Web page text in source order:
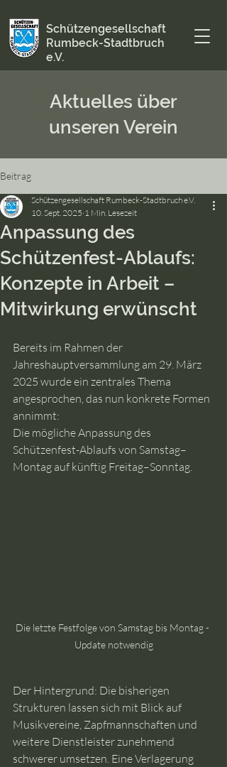
Schützengesellschaft
Rumbeck-Stadtbruch
e.V.
Aktuelles über
unseren Verein
Beitrag
Anpassung des
Schützenfest-Ablaufs:
Konzepte in Arbeit –
Mitwirkung erwünscht
Schützengesellschaft Rumbeck-Stadtbruch e.V.
10. Sept. 2025 1 Min. Lesezeit
Bereits im Rahmen der
Jahreshauptversammlung am 29. März
2025 wurde ein zentrales Thema
angesprochen, das nun konkrete Formen
annimmt:
Die mögliche Anpassung des
Schützenfest-Ablaufs von Samstag–
Montag auf künftig Freitag–Sonntag.
Die letzte Festfolge von Samstag bis Montag -
Update notwendig
Der Hintergrund: Die bisherigen
Strukturen lassen sich mit Blick auf
Musikvereine, Zapfmannschaften und
weitere Dienstleister zunehmend
schwerer umsetzen. Eine Verlagerung